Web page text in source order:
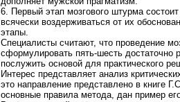
6. Первый этап мозгового штурма
всячески воздерживаться от их
этапы.
Специалисты считают, что проведение
сформулировать пять-шесть достаточно
послужить основой для практического
Интерес представляет анализ
это направление представлено в книге
основные правила метода, дан пример